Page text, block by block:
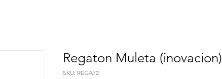
Regaton Muleta (inovacion)
SKU: REGA72